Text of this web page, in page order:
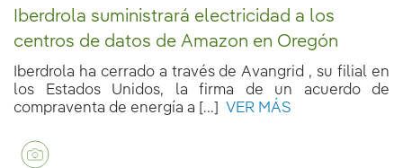
Iberdrola suministrará electricidad a los
centros de datos de Amazon en Oregón
Iberdrola ha cerrado a través de Avangrid , su filial en
los Estados Unidos, la firma de un acuerdo de
compraventa de energía a [...]
VER MÁS